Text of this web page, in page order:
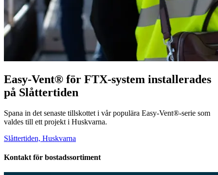
Easy-Vent® för FTX-system installerades
på Slåttertiden
Spana in det senaste tillskottet i vår populära Easy-Vent®-serie som
valdes till ett projekt i Huskvarna.
Slåttertiden, Huskvarna
Kontakt för bostadssortiment